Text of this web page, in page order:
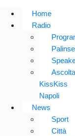
Home
Radio
Ascolta
KissKiss
Napoli
News
Sport
Città